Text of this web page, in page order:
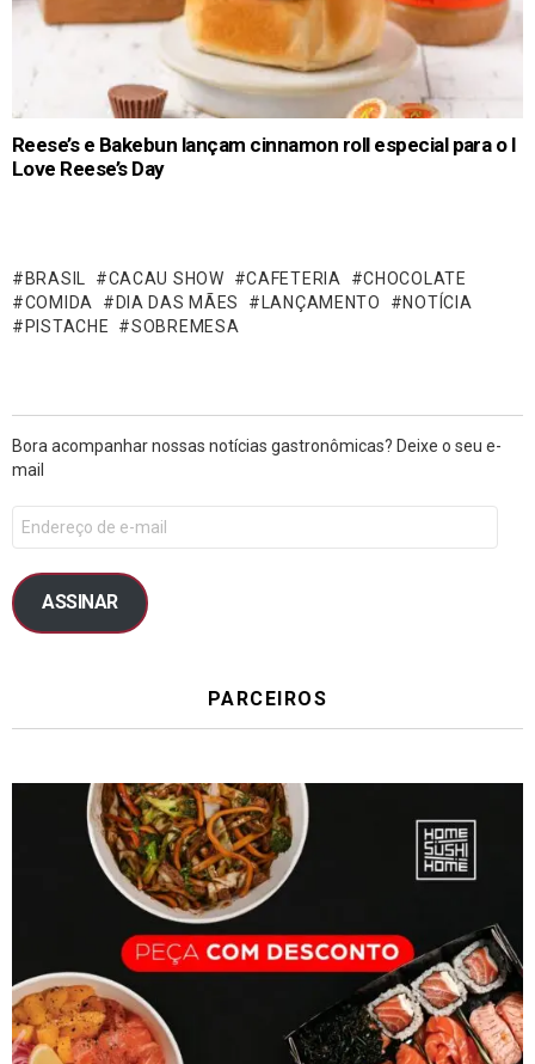
Reese’s e Bakebun lançam cinnamon roll especial para o I
Love Reese’s Day
BRASIL CACAU SHOW CAFETERIA
CHOCOLATE
COMIDA
DIA DAS MÃES LANÇAMENTO
NOTÍCIA
PISTACHE
SOBREMESA
Bora acompanhar nossas notícias gastronômicas? Deixe o seu e-
mail
ASSINAR
PARCEIROS